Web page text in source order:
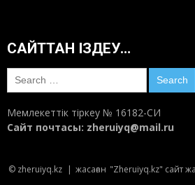
САЙТТАН ІЗДЕУ…
Search
for:
Мемлекеттік тіркеу № 16182-СИ
Сайт почтасы: zheruiyq@mail.ru
© zheruiyq.kz | жасаған "Zheruiyq.kz" сайт